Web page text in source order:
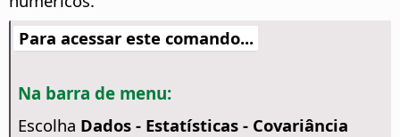
Para acessar este comando...
Na barra de menu:
Escolha Dados - Estatísticas - Covariância